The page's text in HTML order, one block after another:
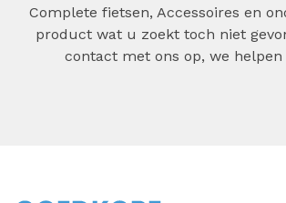
Complete fietsen, Accessoires en
product wat u zoekt toch niet
contact met ons op, we helpen